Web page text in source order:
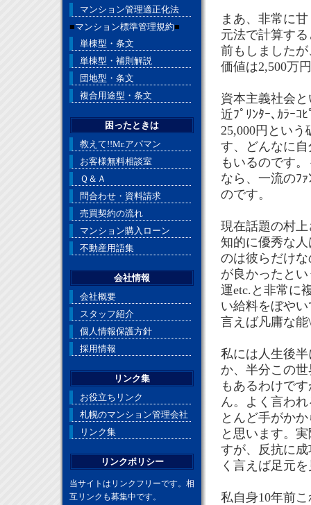
まあ、非常に
元法で計算す
前もしました
価値は2,500万
資本主義社会
近ﾌﾟﾘﾝﾀｰ､ｶﾗｰｺ
25,000円とい
す、どんなに
もいるのです
なら、一流のﾌ
のです。
現在話題の村
知的に優秀な
のは彼らだけ
が良かったと
運etc.と非常に
い給料をぼや
言えば凡庸な
私には人生後
か、半分この
もあるわけで
ん。よく言わ
とんど手がか
と思います。
すが、反抗に
く言えば足元
私自身10年前
マンション管理適正化法
■マンション標準管理規約■
単棟型・条文
単棟型・補則解説
団地型・条文
複合用途型・条文
困ったときは
教えて!!Mr.アパマン
お客様無料相談室
Ｑ＆Ａ
問合わせ・資料請求
売買契約の流れ
マンション購入ローン
不動産用語集
会社情報
会社概要
スタッフ紹介
個人情報保護方針
採用情報
リンク集
お役立ちリンク
札幌のマンション管理会社
リンク集
リンクポリシー
当サイトはリンクフリーです。相
互リンクも募集中です。